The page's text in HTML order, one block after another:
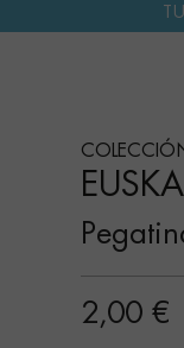
TU REGALO
2,00 €